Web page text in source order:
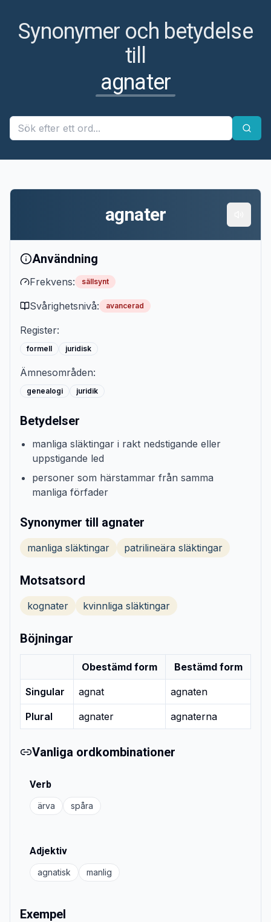
Synonymer och betydelse
till
agnater
agnater
Användning
Frekvens: sällsynt
Svårighetsnivå: avancerad
Register:
formell juridisk
Ämnesområden:
genealogi juridik
Betydelser
manliga släktingar i rakt nedstigande eller
uppstigande led
personer som härstammar från samma
manliga förfader
Synonymer till agnater
manliga släktingar patrilineära släktingar
Motsatsord
kognater kvinnliga släktingar
Böjningar
Obestämd form Bestämd form
Singular agnat agnaten
Plural agnater agnaterna
Vanliga ordkombinationer
Verb
ärva spåra
Adjektiv
agnatisk manlig
Exempel